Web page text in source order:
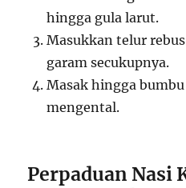
hingga gula larut.
Masukkan telur
garam secukupnya.
Masak hingga
mengental.
Perpaduan Nasi